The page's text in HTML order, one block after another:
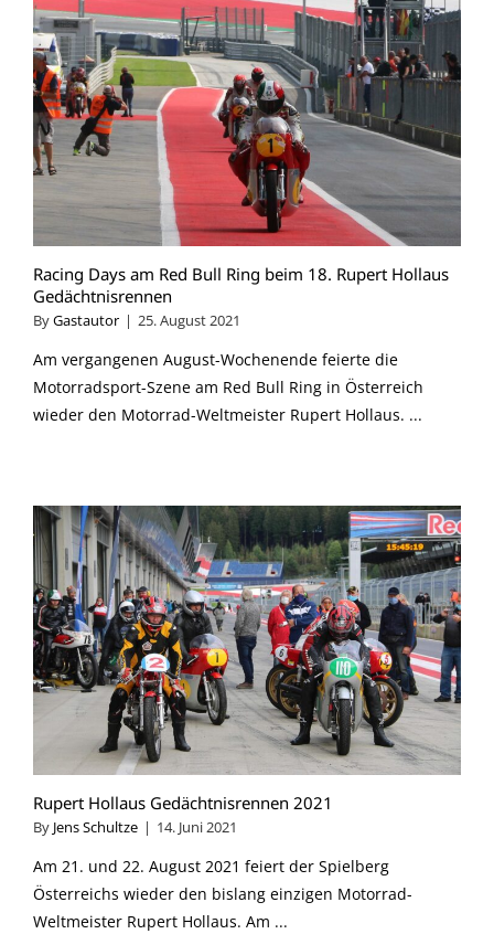
Racing Days am Red Bull Ring beim 18. Rupert Hollaus
Gedächtnisrennen
ByGastautor | 25. August 2021
Am vergangenen August-Wochenende feierte die
Motorradsport-Szene am Red Bull Ring in Österreich
wieder den Motorrad-Weltmeister Rupert Hollaus. ...
Rupert Hollaus Gedächtnisrennen 2021
By Jens Schultze | 14. Juni 2021
Am 21. und 22. August 2021 feiert der Spielberg
Österreichs wieder den bislang einzigen Motorrad-
Weltmeister Rupert Hollaus. Am ...